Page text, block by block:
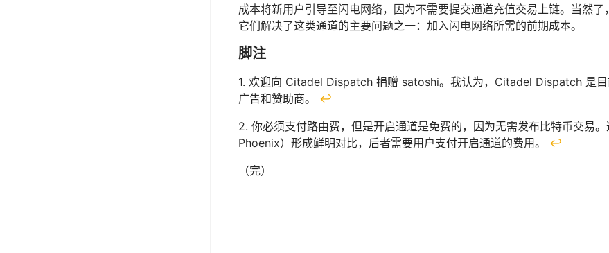
成本将新用户引导至闪电网络，因为不需要提交通道充值交易上链。当然
它们解决了这类通道的主要问题之一：加入闪电网络所需的前期成本。
脚注
1. 欢迎向 Citadel Dispatch 捐赠 satoshi。我认为，Citadel Dispatch 是目
广告和赞助商。 ↩
2. 你必须支付路由费，但是开启通道是免费的，因为无需发布比特币交易
Phoenix）形成鲜明对比，后者需要用户支付开启通道的费用。 ↩
（完）